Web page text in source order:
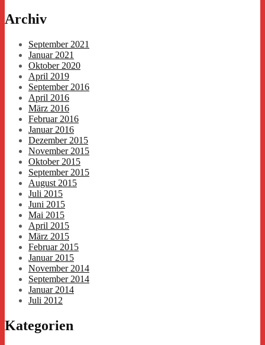
Archiv
September 2021
Januar 2021
Oktober 2020
April 2019
September 2016
April 2016
März 2016
Februar 2016
Januar 2016
Dezember 2015
November 2015
Oktober 2015
September 2015
August 2015
Juli 2015
Juni 2015
Mai 2015
April 2015
März 2015
Februar 2015
Januar 2015
November 2014
September 2014
Januar 2014
Juli 2012
Kategorien